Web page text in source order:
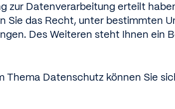
zur Datenverarbeitung erteilt
Sie das Recht, unter bestimmten
Des Weiteren steht Ihnen ein
Thema Datenschutz können Sie